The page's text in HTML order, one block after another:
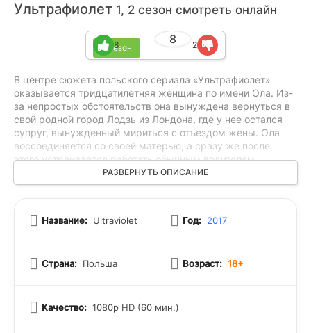
Ультрафиолет 1, 2 сезон смотреть онлайн
2 сезон
8
8 2
В центре сюжета польского сериала «Ультрафиолет»
оказывается тридцатилетняя женщина по имени Ола. Из-
за непростых обстоятельств она вынуждена вернуться в
свой родной город Лодзь из Лондона, где у нее остался
супруг, вынужденный мириться с отъездом жены. Ола
воссоединяется со своей матерью, а сразу же после
этого устраивается работать обычным водителем.
Женщина надеется, что вскоре она переживет эту черную
полосу, но не представляет, что ей придется столкнуться
эстакады. И хоть со стороны это выглядит как
прибывают офицеры полиции, то они отказываются верить
обнаруживает в интернете группу людей, которые
РАЗВЕРНУТЬ ОПИСАНИЕ
Название: Ultraviolet
Страна: Польша
Год: 2017
Возраст: 18+
Качество: 1080p HD (60 мин.)